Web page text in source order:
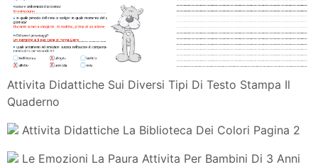
Attivita Didattiche Sui Diversi Tipi Di Testo Stampa Il
Quaderno
Attivita Didattiche La Biblioteca Dei Colori Pagina 2
Le Emozioni La Paura Attivita Per Bambini Di 3 Anni